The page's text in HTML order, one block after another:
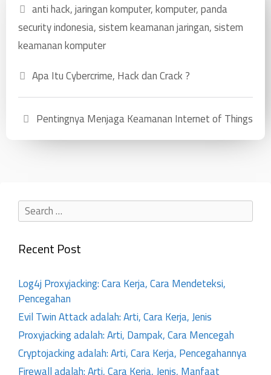
anti hack,jaringan komputer,komputer,panda
security indonesia,sistem keamanan jaringan,sistem
keamanan komputer
Apa Itu Cybercrime, Hack dan Crack ?
Pentingnya Menjaga Keamanan Internet of Things
Recent Post
Log4j Proxyjacking: Cara Kerja, Cara Mendeteksi,
Pencegahan
Evil Twin Attack adalah: Arti, Cara Kerja, Jenis
Proxyjacking adalah: Arti, Dampak, Cara Mencegah
Cryptojacking adalah: Arti, Cara Kerja, Pencegahannya
Firewall adalah: Arti, Cara Kerja, Jenis, Manfaat